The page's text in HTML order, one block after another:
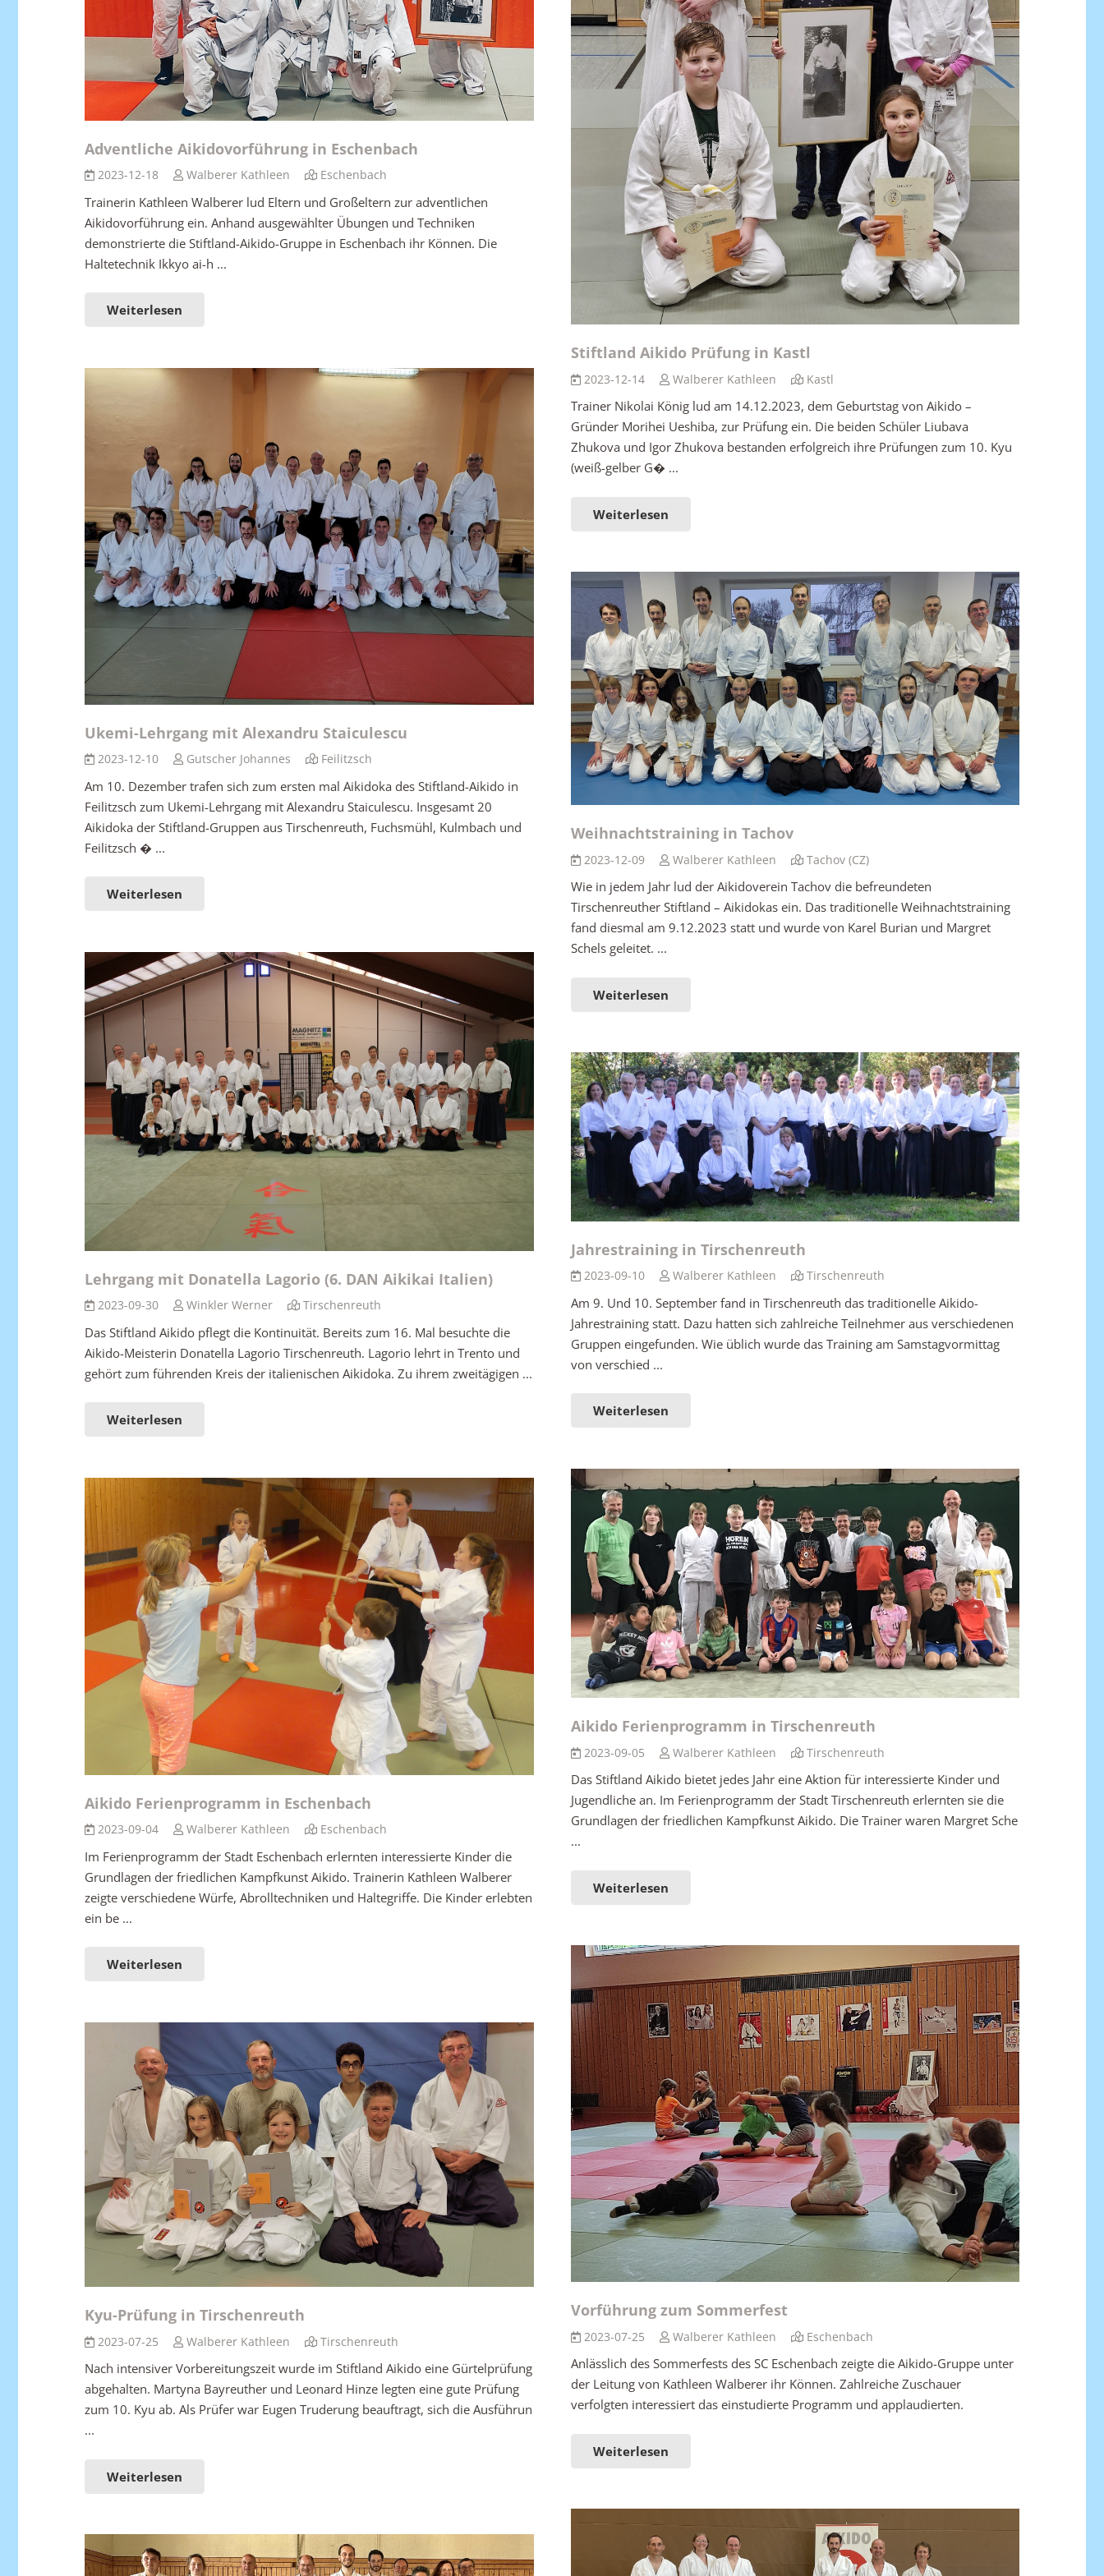
Adventliche Aikidovorführung in Eschenbach
2023-12-18 Walberer Kathleen Eschenbach
Trainerin Kathleen Walberer lud Eltern und Großeltern zur adventlichen
Aikidovorführung ein. Anhand ausgewählter Übungen und Techniken
demonstrierte die Stiftland-Aikido-Gruppe in Eschenbach ihr Können. Die
Haltetechnik Ikkyo ai-h ...
Weiterlesen
Stiftland Aikido Prüfung in Kastl
2023-12-14 Walberer Kathleen Kastl
Trainer Nikolai König lud am 14.12.2023, dem Geburtstag von Aikido –
Gründer Morihei Ueshiba, zur Prüfung ein. Die beiden Schüler Liubava
Zhukova und Igor Zhukova bestanden erfolgreich ihre Prüfungen zum 10. Kyu
(weiß-gelber G� ...
Weiterlesen
Ukemi-Lehrgang mit Alexandru Staiculescu
2023-12-10 Gutscher Johannes Feilitzsch
Am 10. Dezember trafen sich zum ersten mal Aikidoka des Stiftland-Aikido in
Feilitzsch zum Ukemi-Lehrgang mit Alexandru Staiculescu. Insgesamt 20
Aikidoka der Stiftland-Gruppen aus Tirschenreuth, Fuchsmühl, Kulmbach und
Feilitzsch � ...
Weiterlesen
Weihnachtstraining in Tachov
2023-12-09 Walberer Kathleen Tachov (CZ)
Wie in jedem Jahr lud der Aikidoverein Tachov die befreundeten
Tirschenreuther Stiftland – Aikidokas ein. Das traditionelle Weihnachtstraining
fand diesmal am 9.12.2023 statt und wurde von Karel Burian und Margret
Schels geleitet. ...
Weiterlesen
Lehrgang mit Donatella Lagorio (6. DAN Aikikai Italien)
2023-09-30 Winkler Werner Tirschenreuth
Das Stiftland Aikido pflegt die Kontinuität. Bereits zum 16. Mal besuchte die
Aikido-Meisterin Donatella Lagorio Tirschenreuth. Lagorio lehrt in Trento und
gehört zum führenden Kreis der italienischen Aikidoka. Zu ihrem zweitägigen ...
Weiterlesen
Jahrestraining in Tirschenreuth
2023-09-10 Walberer Kathleen Tirschenreuth
Am 9. Und 10. September fand in Tirschenreuth das traditionelle Aikido-
Jahrestraining statt. Dazu hatten sich zahlreiche Teilnehmer aus verschiedenen
Gruppen eingefunden. Wie üblich wurde das Training am Samstagvormittag
von verschied ...
Weiterlesen
Aikido Ferienprogramm in Tirschenreuth
2023-09-05 Walberer Kathleen Tirschenreuth
Das Stiftland Aikido bietet jedes Jahr eine Aktion für interessierte Kinder und
Jugendliche an. Im Ferienprogramm der Stadt Tirschenreuth erlernten sie die
Grundlagen der friedlichen Kampfkunst Aikido. Die Trainer waren Margret Sche
...
Weiterlesen
Aikido Ferienprogramm in Eschenbach
2023-09-04 Walberer Kathleen Eschenbach
Im Ferienprogramm der Stadt Eschenbach erlernten interessierte Kinder die
Grundlagen der friedlichen Kampfkunst Aikido. Trainerin Kathleen Walberer
zeigte verschiedene Würfe, Abrolltechniken und Haltegriffe. Die Kinder erlebten
ein be ...
Weiterlesen
Vorführung zum Sommerfest
2023-07-25 Walberer Kathleen Eschenbach
Anlässlich des Sommerfests des SC Eschenbach zeigte die Aikido-Gruppe unter
der Leitung von Kathleen Walberer ihr Können. Zahlreiche Zuschauer
verfolgten interessiert das einstudierte Programm und applaudierten.
Weiterlesen
Kyu-Prüfung in Tirschenreuth
2023-07-25 Walberer Kathleen Tirschenreuth
Nach intensiver Vorbereitungszeit wurde im Stiftland Aikido eine Gürtelprüfung
abgehalten. Martyna Bayreuther und Leonard Hinze legten eine gute Prüfung
zum 10. Kyu ab. Als Prüfer war Eugen Truderung beauftragt, sich die Ausführun
...
Weiterlesen